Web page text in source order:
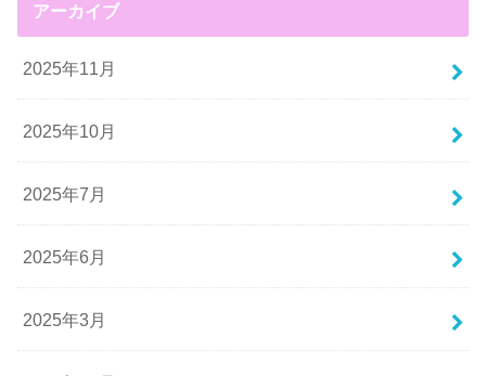
アーカイブ
2025年11月
2025年10月
2025年7月
2025年6月
2025年3月